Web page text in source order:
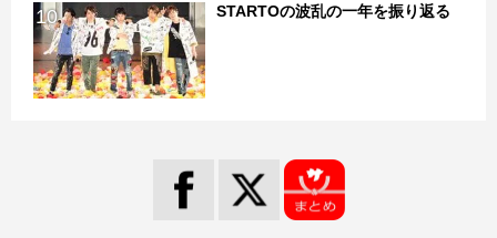
10 STARTOの波乱の一年を振り返る